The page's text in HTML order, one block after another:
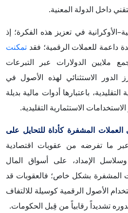
داخل الدولة المعنية.
في تعزيز هذه الفكرة؛ إذ
داعمة للعملات الرقمية؛ فقد تمكنت
ملايين الدولارات عبر التبرعات
الدور الاستثنائي لهذه الأصول في
باعتبارها أدوات مالية بديلة
الاستثمارية التقليدية.
المشفرة كأداة للتحايل على
ما تفرضه من عقوبات اقتصادية
الإمداد، على أسواق المال
المشفرة بشكل خاص؛ فالعقوبات قد
الأصول الرقمية كوسيلة للالتفاف
بدوره تشديداً رقابياً من قِبل الحكومات.